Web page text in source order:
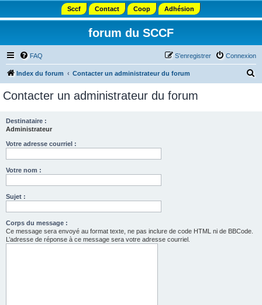
Sccf Contact Coop Adhésion
forum du SCCF
FAQ Connexion
S’enregistrer
Index du forum Contacter un administrateur du forum
Contacter un administrateur du forum
Destinataire :
Administrateur
Votre adresse courriel :
Votre nom :
Sujet :
Corps du message :
Ce message sera envoyé au format texte, ne pas inclure de code HTML ni de BBCode.
L’adresse de réponse à ce message sera votre adresse courriel.